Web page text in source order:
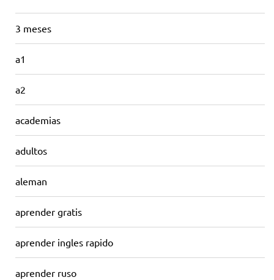
3 meses
a1
a2
academias
adultos
aleman
aprender gratis
aprender ingles rapido
aprender ruso